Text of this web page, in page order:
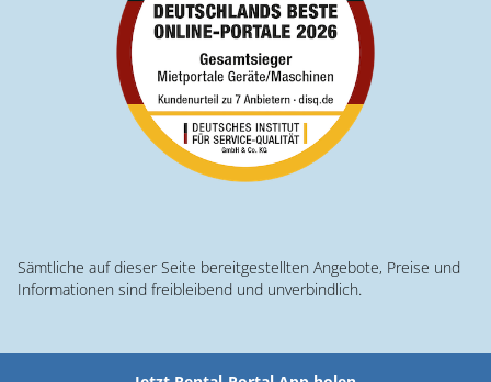
Sämtliche auf dieser Seite bereitgestellten Angebote, Preise und
Informationen sind freibleibend und unverbindlich.